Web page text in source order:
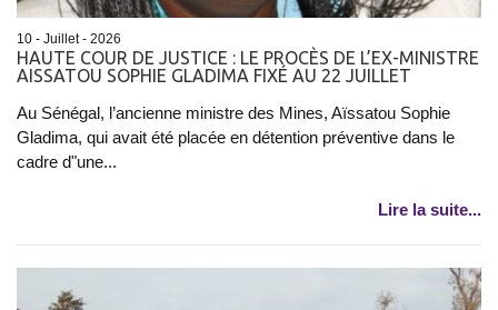
10 - Juillet - 2026
HAUTE COUR DE JUSTICE : LE PROCÈS DE L’EX-MINISTRE
AISSATOU SOPHIE GLADIMA FIXÉ AU 22 JUILLET
Au Sénégal, l’ancienne ministre des Mines, Aïssatou Sophie
Gladima, qui avait été placée en détention préventive dans le
cadre d"une...
Lire la suite...